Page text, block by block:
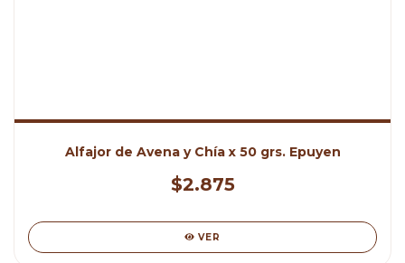
Alfajor de Avena y Chía x 50 grs. Epuyen
$2.875
VER